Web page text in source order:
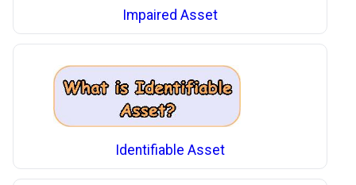
Impaired Asset
Identifiable Asset